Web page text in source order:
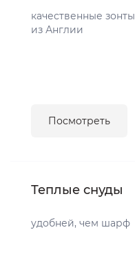
качественные зонты
из Англии
Посмотреть
Теплые снуды
удобней, чем шарф